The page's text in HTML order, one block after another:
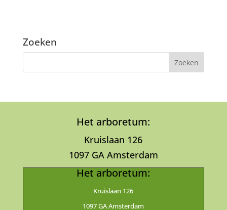
Zoeken
Het arboretum:
Kruislaan 126
1097 GA Amsterdam
Het arboretum:
Kruislaan 126
1097 GA Amsterdam